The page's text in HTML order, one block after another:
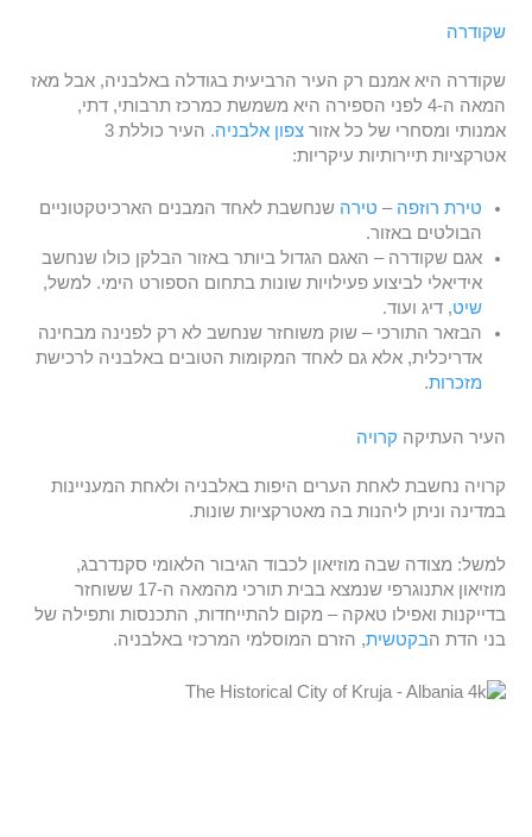
שקודרה
שקודרה היא אמנם רק העיר הרביעית בגודלה באלבניה, אבל מאז
המאה ה-4 לפני הספירה היא משמשת כמרכז תרבותי, דתי,
אמנותי ומסחרי של כל אזורצפון אלבניה
. העיר כוללת 3
אטרקציות תיירותיות עיקריות:
טירת רוזפה – טירה שנחשבת לאחד המבנים הארכיטקטוניים
הבולטים באזור.
אגם שקודרה – האגם הגדול ביותר באזור הבלקן כולו שנחשב
אידיאלי לביצוע פעילויות שונות בתחום הספורט הימי. למשל,
שיט, דיג ועוד.
הבזאר התורכי – שוק משוחזר שנחשב לא רק לפנינה מבחינה
אדריכלית, אלא גם לאחד המקומות הטובים באלבניה לרכישת
מזכרות.
העיר העתיקה קרויה
קרויה נחשבת לאחת הערים היפות באלבניה ולאחת המעניינות
במדינה וניתן ליהנות בה מאטרקציות שונות.
למשל: מצודה שבה מוזיאון לכבוד הגיבור הלאומי סקנדרבג,
מוזיאון אתנוגרפי שנמצא בבית תורכי מהמאה ה-17 ששוחזר
בדייקנות ואפילו טאקה – מקום להתייחדות, התכנסות ותפילה של
בני הדת הבקטשית, הזרם המוסלמי המרכזי באלבניה.